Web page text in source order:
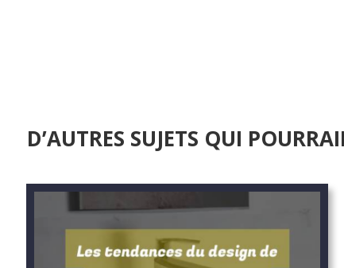
D’AUTRES SUJETS QUI